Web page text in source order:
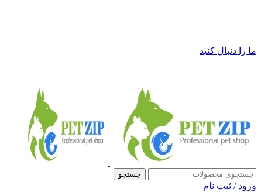
ما را دنبال کنید
جستجو
ورود / ثبت نام